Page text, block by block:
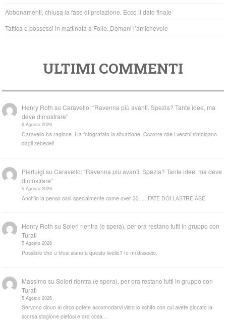
k
Abbonamenti, chiusa la fase di prelazione. Ecco il dato finale
Tattica e possessi in mattinata a Follo. Domani l’amichevole
ULTIMI COMMENTI
Henry Roth suCaravello: “Ravenna più avanti. Spezia? Tante idee, ma
deve dimostrare”
6 Agosto 2026
Caravello ha ragione. Ha fotografato la situazione. Occorre che i vecchi sintolgano
dagli zebedei!
Pierluigi suCaravello: “Ravenna più avanti. Spezia? Tante idee, ma deve
dimostrare”
5 Agosto 2026
Anch'io la penso così specialmente come over 33..... FATE DOI LASTRE ASE
Henry Roth suSoleri rientra (e spera), per ora restano tutti in gruppo con
Turati
5 Agosto 2026
Possibile che u tifosi siano a questo livello? Io mi dissocio.
Massimo suSoleri rientra (e spera), per ora restano tutti in gruppo con
Turati
5 Agosto 2026
Servono cloun al circo potete accomodarvi visto lo schifo con cui avete giocato la
scorsa stagione pietosi e ora cosa…